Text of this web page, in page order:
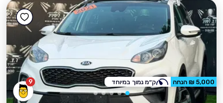
9 5,000 ₪ הנחה ק״מ נמוך במיוחד